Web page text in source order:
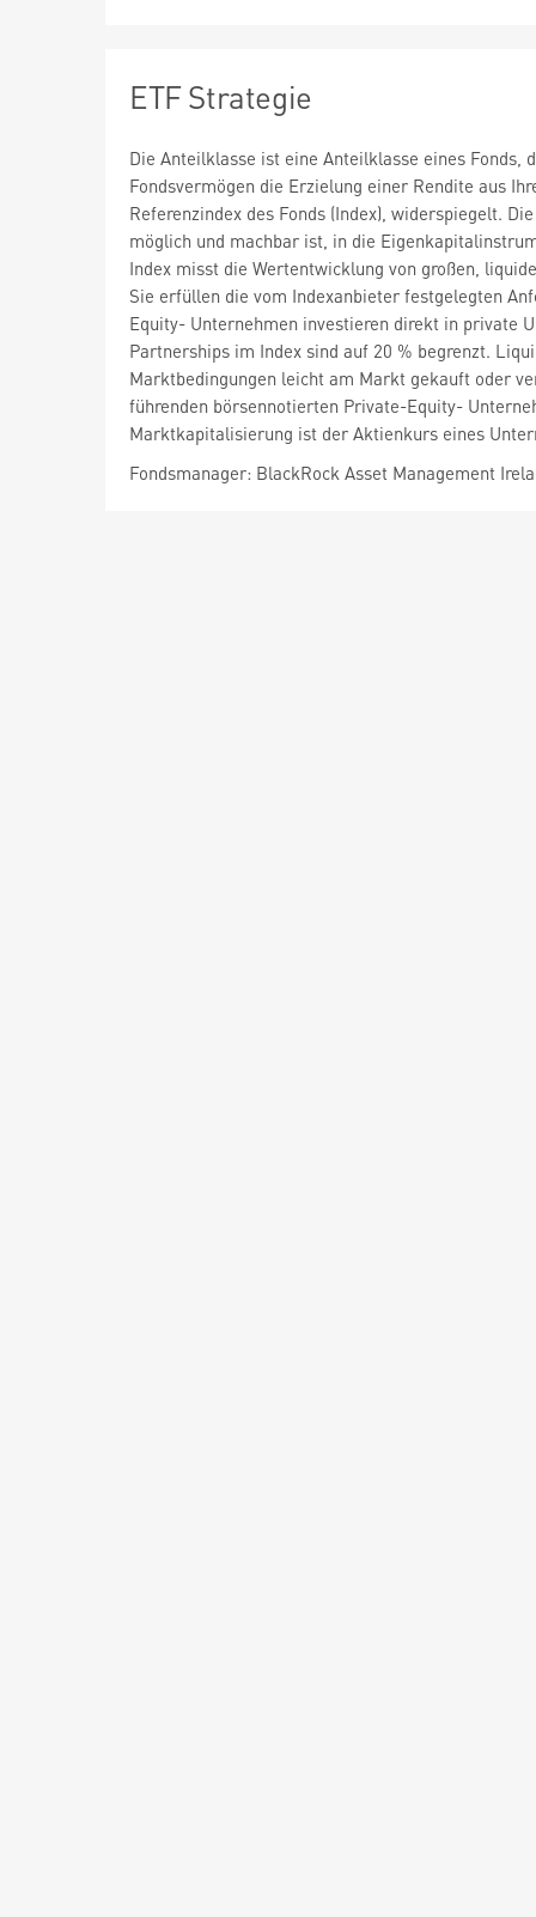
ETF Strategie
Die Anteilklasse ist eine Anteilklasse eines
Fondsvermögen die Erzielung einer Rendite aus
Referenzindex des Fonds (Index), widerspiegelt.
möglich und machbar ist, in die
Index misst die Wertentwicklung von großen,
Sie erfüllen die vom Indexanbieter festgelegten
Equity- Unternehmen investieren direkt in private
Partnerships im Index sind auf 20 % begrenzt.
Marktbedingungen leicht am Markt gekauft oder
führenden börsennotierten Private-Equity-
Marktkapitalisierung ist der Aktienkurs eines
Fondsmanager: BlackRock Asset Management